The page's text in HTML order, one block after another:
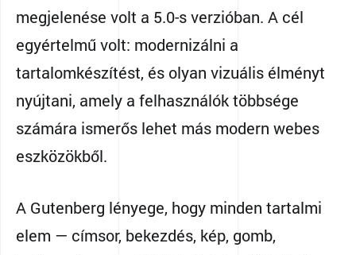
megjelenése volt a 5.0-s verzióban. A cél
egyértelmű volt: modernizálni a
tartalomkészítést, és olyan vizuális élményt
nyújtani, amely a felhasználók többsége
számára ismerős lehet más modern webes
eszközökből.
A Gutenberg lényege, hogy minden tartalmi
elem — címsor, bekezdés, kép, gomb,